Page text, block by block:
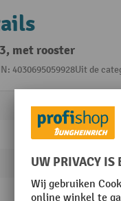
met rooster
4030695059928Uit de
1
450 mm
355 mm
9,5 kg